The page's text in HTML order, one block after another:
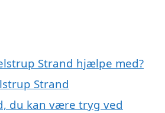
Strand hjælpe med?
Strand
du kan være tryg ved